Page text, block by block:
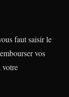
faut saisir le
vos
votre